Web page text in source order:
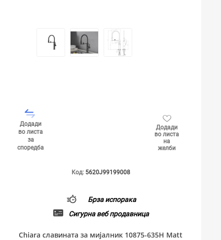
Додади
во листа
за
споредба
Додади
во листа
на
желби
Код: 5620J99199008
Брза испорака
Сигурна веб продавница
Chiara славината за мијалник 10875-635H Matt